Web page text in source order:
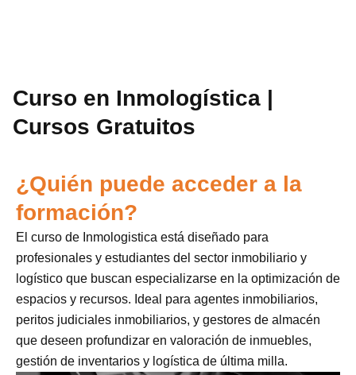
Curso en Inmologística |
Cursos Gratuitos
¿Quién puede acceder a la
formación?
El curso de Inmologistica está diseñado para
profesionales y estudiantes del sector inmobiliario y
logístico que buscan especializarse en la optimización de
espacios y recursos. Ideal para agentes inmobiliarios,
peritos judiciales inmobiliarios, y gestores de almacén
que deseen profundizar en valoración de inmuebles,
gestión de inventarios y logística de última milla.